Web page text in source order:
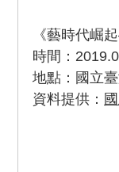
《藝時代崛
時間：
地點：國立
資料提供：